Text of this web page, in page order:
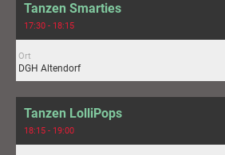
Tanzen Smarties
17:30 - 18:15
Ort
DGH Altendorf
Tanzen LolliPops
18:15 - 19:00